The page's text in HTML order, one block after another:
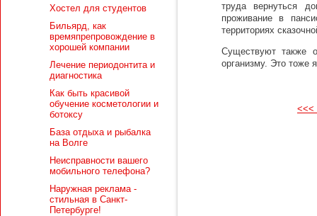
Хостел для студентов
Бильярд, как
времяпрепровождение в
хорошей компании
Лечение периодонтита и
диагностика
Как быть красивой
обучение косметологии и
ботоксу
База отдыха и рыбалка
на Волге
Неисправности вашего
мобильного телефона?
Наружная реклама -
стильная в Санкт-
Петербурге!
труда вернуться
проживание в
территориях
Существуют также
организму. Это тоже
<<<